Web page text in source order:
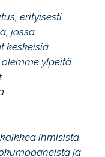
erityisesti
jossa
keskeisiä
olemme ylpeitä
ihmisistä
ja